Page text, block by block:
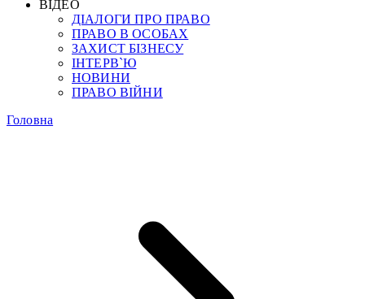
ВІДЕО
ДІАЛОГИ ПРО ПРАВО
ПРАВО В ОСОБАХ
ЗАХИСТ БІЗНЕСУ
ІНТЕРВ`Ю
НОВИНИ
ПРАВО ВІЙНИ
Головна